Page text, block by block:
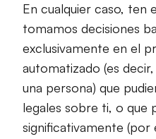
En cualquier caso, ten
tomamos decisiones
exclusivamente en el
automatizado (es
una persona) que
legales sobre ti, o que
significativamente (por